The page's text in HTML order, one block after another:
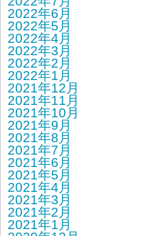
2022年6月
2022年5月
2022年4月
2022年3月
2022年2月
2022年1月
2021年12月
2021年11月
2021年10月
2021年9月
2021年8月
2021年7月
2021年6月
2021年5月
2021年4月
2021年3月
2021年2月
2021年1月